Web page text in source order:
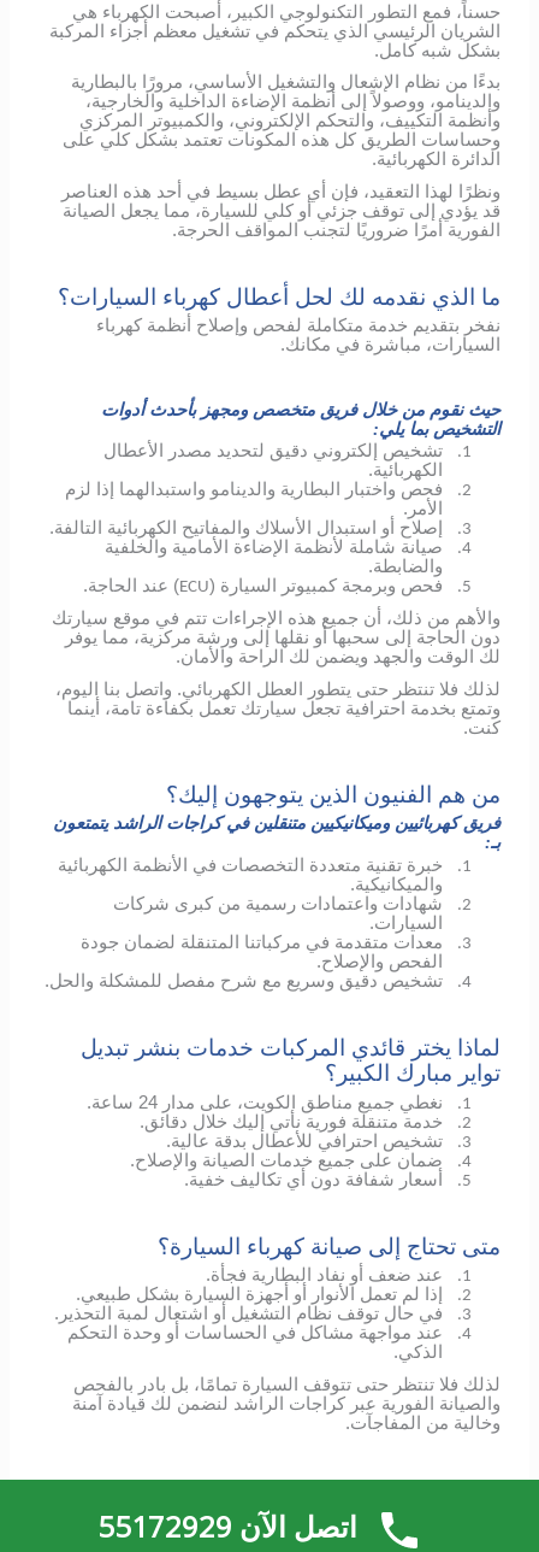
حسناً، فمع التطور التكنولوجي الكبير، أصبحت الكهرباء هي
الشريان الرئيسي الذي يتحكم في تشغيل معظم أجزاء المركبة
بشكل شبه كامل.
بدءًا من نظام الإشعال والتشغيل الأساسي، مرورًا بالبطارية
والدينامو، ووصولاً إلى أنظمة الإضاءة الداخلية والخارجية،
وأنظمة التكييف، والتحكم الإلكتروني، والكمبيوتر المركزي
وحساسات الطريق كل هذه المكونات تعتمد بشكل كلي على
الدائرة الكهربائية.
ونظرًا لهذا التعقيد، فإن أي عطل بسيط في أحد هذه العناصر
قد يؤدي إلى توقف جزئي أو كلي للسيارة، مما يجعل الصيانة
الفورية أمرًا ضروريًا لتجنب المواقف الحرجة.
ما الذي نقدمه لك لحل أعطال كهرباء السيارات؟
نفخر بتقديم خدمة متكاملة لفحص وإصلاح أنظمة كهرباء
السيارات، مباشرة في مكانك.
حيث نقوم من خلال فريق متخصص ومجهز بأحدث أدوات
التشخيص بما يلي:
1.
تشخيص إلكتروني دقيق لتحديد مصدر الأعطال
الكهربائية.
2.
فحص واختبار البطارية والدينامو واستبدالهما إذا لزم
الأمر.
3. إصلاح أو استبدال الأسلاك والمفاتيح الكهربائية التالفة.
4.
صيانة شاملة لأنظمة الإضاءة الأمامية والخلفية
والضابطة.
5. فحص وبرمجة كمبيوتر السيارة (ECU) عند الحاجة.
والأهم من ذلك، أن جميع هذه الإجراءات تتم في موقع سيارتك
دون الحاجة إلى سحبها أو نقلها إلى ورشة مركزية، مما يوفر
لك الوقت والجهد ويضمن لك الراحة والأمان.
لذلك فلا تنتظر حتى يتطور العطل الكهربائي. واتصل بنا اليوم،
وتمتع بخدمة احترافية تجعل سيارتك تعمل بكفاءة تامة، أينما
كنت.
من هم الفنيون الذين يتوجهون إليك؟
فريق كهربائيين وميكانيكيين متنقلين في كراجات الراشد يتمتعون
بـ:
1.
خبرة تقنية متعددة التخصصات في الأنظمة الكهربائية
والميكانيكية.
2.
شهادات واعتمادات رسمية من كبرى شركات
السيارات.
3.
معدات متقدمة في مركباتنا المتنقلة لضمان جودة
الفحص والإصلاح.
4. تشخيص دقيق وسريع مع شرح مفصل للمشكلة والحل.
لماذا يختر قائدي المركبات خدمات بنشر تبديل
تواير مبارك الكبير؟
1. نغطي جميع مناطق الكويت، على مدار 24 ساعة.
2. خدمة متنقلة فورية نأتي إليك خلال دقائق.
3. تشخيص احترافي للأعطال بدقة عالية.
4. ضمان على جميع خدمات الصيانة والإصلاح.
5. أسعار شفافة دون أي تكاليف خفية.
متى تحتاج إلى صيانة كهرباء السيارة؟
1. عند ضعف أو نفاد البطارية فجأة.
2. إذا لم تعمل الأنوار أو أجهزة السيارة بشكل طبيعي.
3. في حال توقف نظام التشغيل أو اشتعال لمبة التحذير.
4.
عند مواجهة مشاكل في الحساسات أو وحدة التحكم
الذكي.
لذلك فلا تنتظر حتى تتوقف السيارة تمامًا، بل بادر بالفحص
والصيانة الفورية عبر كراجات الراشد لنضمن لك قيادة آمنة
وخالية من المفاجآت.
تبديل تواير مبارك الكبير
اتصل الآن 55172929